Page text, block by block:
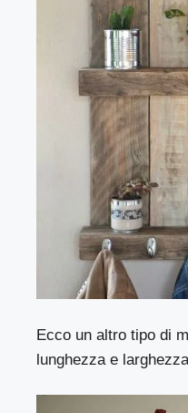
Ecco un altro tipo di
lunghezza e